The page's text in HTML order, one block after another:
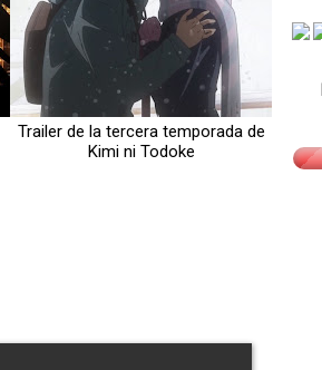
Trailer de la tercera temporada de
Kimi ni Todoke